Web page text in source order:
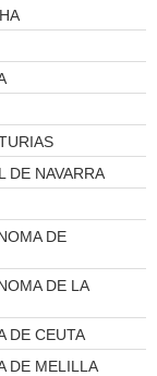
DE NAVARRA
DE
DE LA
DE CEUTA
DE MELILLA